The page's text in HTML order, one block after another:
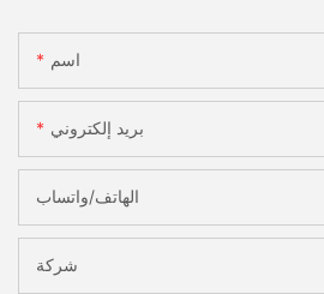
اسم
بريد إلكتروني
الهاتف/واتساب
شركة